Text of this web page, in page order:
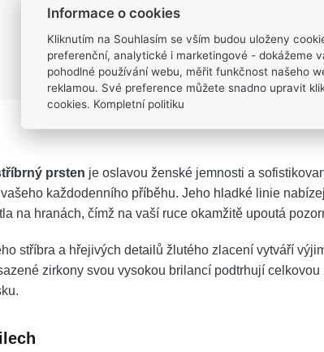
57, 59
7,74 g
prsten je oslavou ženské jemnosti a
každodenního příběhu. Jeho hladké linie
na hranách, čímž na vaší ruce okamžitě upoutá
stříbra a hřejivých detailů žlutého zlacení vytváří
zirkony svou vysokou brilancí podtrhují
Informace o cookies
Kliknutím na Souhlasím se vším budou uloženy
preferenční, analytické i marketingové - dokážeme
pohodlné používání webu, měřit funkčnost našeho
reklamou. Své preference můžete snadno upravit
cookies. Kompletní politiku